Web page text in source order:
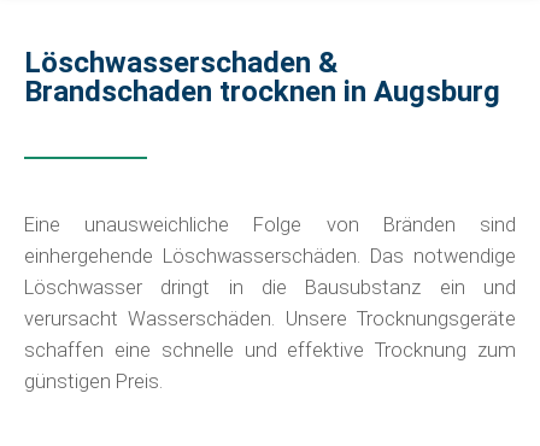
Löschwasserschaden &
Brandschaden trocknen in Augsburg
Eine unausweichliche Folge von Bränden sind
einhergehende Löschwasserschäden. Das notwendige
Löschwasser dringt in die Bausubstanz ein und
verursacht Wasserschäden. Unsere Trocknungsgeräte
schaffen eine schnelle und effektive Trocknung zum
günstigen Preis.